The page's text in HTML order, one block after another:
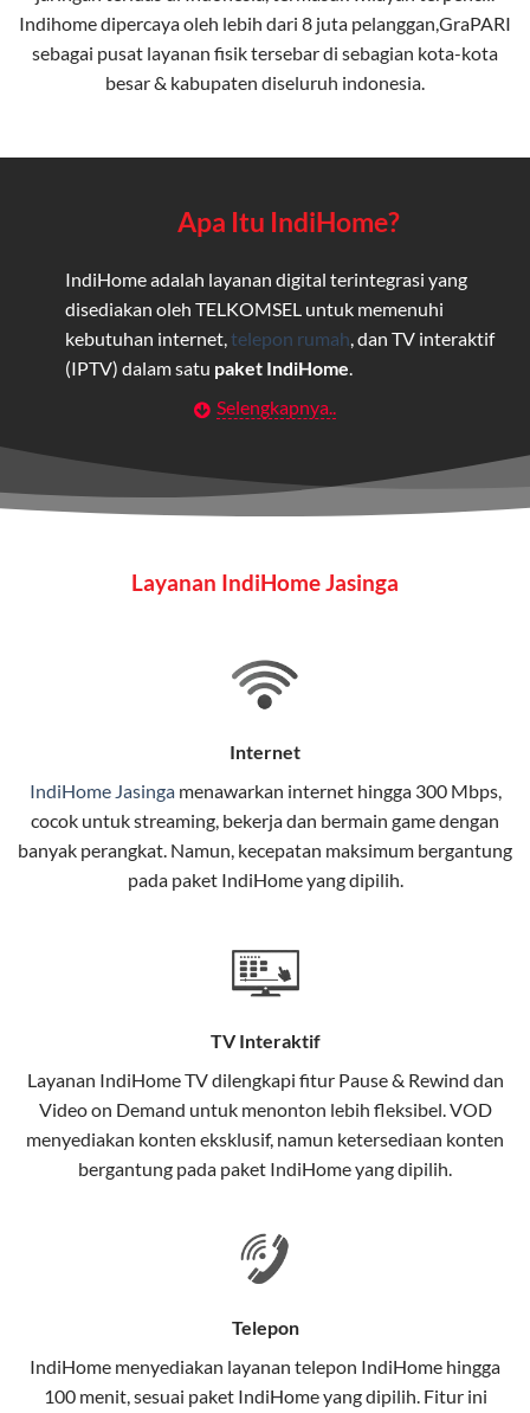
Indihome dipercaya oleh lebih dari 8 juta pelanggan,GraPARI
sebagai pusat layanan fisik tersebar di sebagian kota-kota
besar & kabupaten diseluruh indonesia.
Apa Itu IndiHome?
IndiHome adalah layanan digital terintegrasi yang
disediakan oleh TELKOMSEL untuk memenuhi
kebutuhan internet, telepon rumah , dan TV interaktif
(IPTV) dalam satu paket IndiHome
Layanan Wifi Indihome ini dirancang untuk
maupun individu yang membutuhkan konektivitas dan
hiburan berkualitas tinggi.
pengguna rumah dan bisnis.
stabil, dan memiliki berbagai pilihan paket IndiHome
Selain internet, layanan IndiHome juga mencakup TV
interaktif (IndiHome TV) dan telepon rumah dalam
satu paket.
Teknologi di Balik WiFi IndiHome
Wifi IndiHome menggunakan teknologi Fiber To The
menggunakan kabel serat optik hingga ke rumah
pelanggan. Teknologi ini memiliki beberapa
keunggulan:
Kecepatan Tinggi
dibandingkan kabel tembaga atau DSL.
elektromagnetik, sehingga koneksi tetap lancar.
Selengkapnya..
Layanan IndiHome Jasinga
Internet
IndiHome Jasingamenawarkan internethingga 300 Mbps,
cocok untuk streaming, bekerja dan bermain game dengan
banyak perangkat. Namun, kecepatan maksimum bergantung
pada paket IndiHome yang dipilih.
TV Interaktif
Layanan IndiHome TVdilengkapi fitur Pause & Rewind dan
Video on Demand untuk menonton lebih fleksibel. VOD
menyediakan konten eksklusif, namun ketersediaan konten
bergantung pada paket IndiHome yang dipilih.
Telepon
IndiHome menyediakan layanan telepon IndiHome hingga
100 menit, sesuai paket IndiHome yang dipilih. Fitur ini